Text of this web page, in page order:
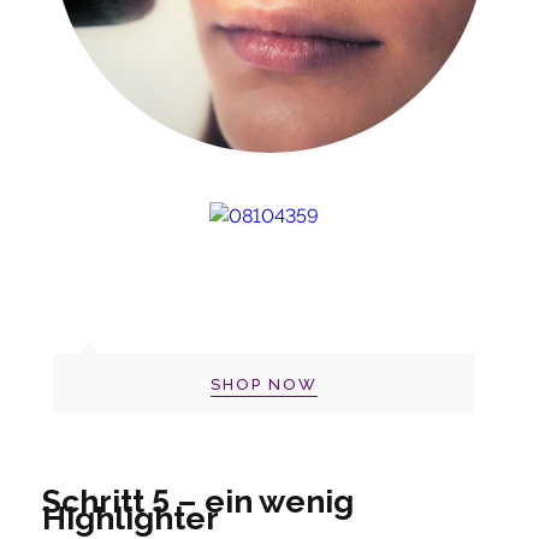
SHOP NOW
Schritt 5 – ein wenig
Highlighter